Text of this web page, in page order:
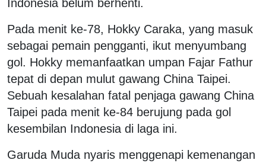
Indonesia belum berhenti.
Pada menit ke-78, Hokky Caraka, yang masuk
sebagai pemain pengganti, ikut menyumbang
gol. Hokky memanfaatkan umpan Fajar Fathur
tepat di depan mulut gawang China Taipei.
Sebuah kesalahan fatal penjaga gawang China
Taipei pada menit ke-84 berujung pada gol
kesembilan Indonesia di laga ini.
Garuda Muda nyaris menggenapi kemenangan